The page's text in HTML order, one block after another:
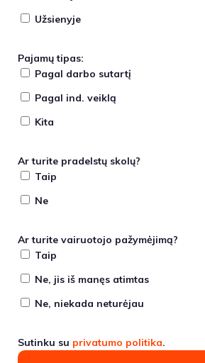
Užsienyje
Pajamų tipas:
Pagal darbo sutartį
Pagal ind. veiklą
Kita
Ar turite pradelstų skolų?
Taip
Ne
Ar turite vairuotojo pažymėjimą?
Taip
Ne, jis iš manęs atimtas
Ne, niekada neturėjau
Sutinku su privatumo politika.